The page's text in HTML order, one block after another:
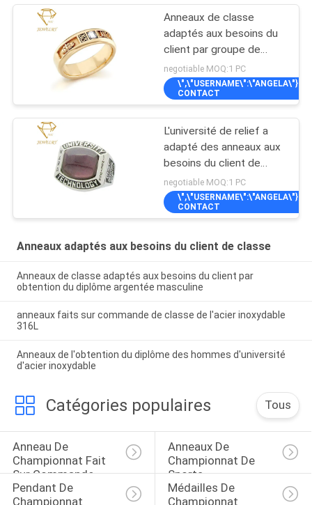
Anneaux de classe
adaptés aux besoins du
client par groupe de
musique du lycée
negotiable MOQ:1 PC
CONTACT
L'université de relief a
adapté des anneaux aux
besoins du client de
classe
negotiable MOQ:1 PC
CONTACT
Anneaux adaptés aux besoins du client de classe
Anneaux de classe adaptés aux besoins du client par
obtention du diplôme argentée masculine
anneaux faits sur commande de classe de l'acier inoxydable
316L
Anneaux de l'obtention du diplôme des hommes d'université
d'acier inoxydable
Catégories populaires Tous
Anneau De
Championnat Fait
Sur Commande
Anneaux De
Championnat De
Sports
Pendant De
Championnat
Médailles De
Championnat